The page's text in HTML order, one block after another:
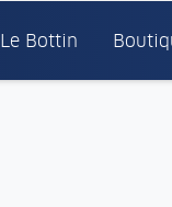
Le Bottin